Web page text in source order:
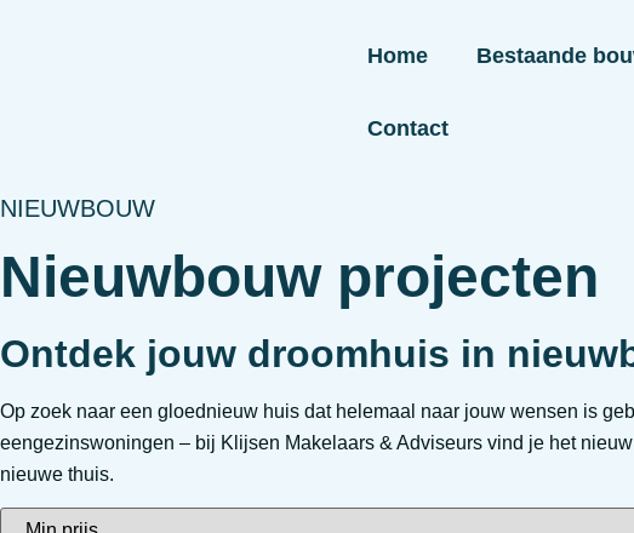
Home Bestaande
Contact
NIEUWBOUW
Nieuwbouw projecten
Ontdek jouw droomhuis in
Op zoek naar een gloednieuw huis dat helemaal naar jouw wensen is
eengezinswoningen – bij Klijsen Makelaars & Adviseurs vind je het
nieuwe thuis.